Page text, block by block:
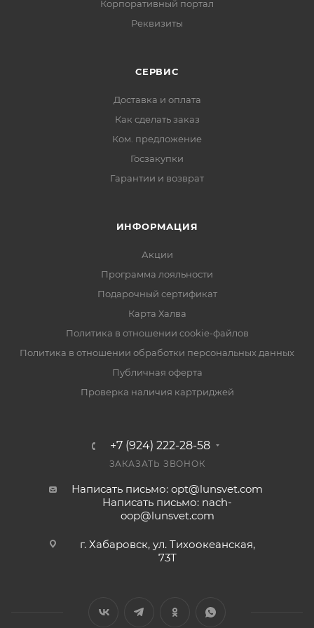
Корпоративный портал
Реквизиты
СЕРВИС
Доставка и оплата
Как сделать заказ
Ком. предложение
Госзакупки
Гарантии и возврат
ИНФОРМАЦИЯ
Акции
Программа лояльности
Подарочный сертификат
Карта Халва
Политика в отношении cookie-файлов
Политика в отношении обработки персональных данных
Публичная оферта
Проверка наличия картриджей
+7 (924) 222-28-58
ЗАКАЗАТЬ ЗВОНОК
Написать письмо: opt@lunsvet.com
Написать письмо: nach-
oop@lunsvet.com
г. Хабаровск, ул. Тихоокеанская,
73Т